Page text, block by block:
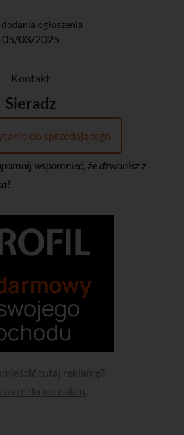
ogłoszenia
05/03/2025
Kontakt
Sieradz
do sprzedającego
wspomnieć, że dzwonisz z
!
tutaj reklamę?
do kontaktu